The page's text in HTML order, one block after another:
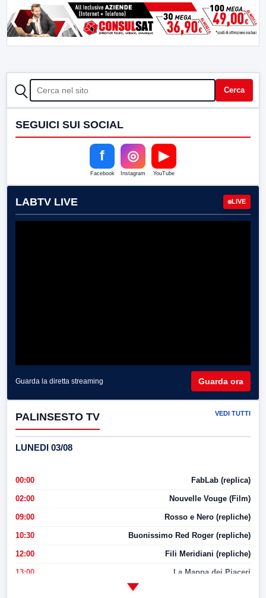
CERCA Cerca
SEGUICI SUI SOCIAL
f
Facebook
◎
Instagram
▶
YouTube
LABTV LIVE LIVE
Guarda la diretta streaming Guarda ora
PALINSESTO TV VEDI TUTTI
LUNEDI 03/08
00:00 FabLab (replica)
02:00 Nouvelle Vouge (Film)
09:00 Rosso e Nero (repliche)
10:30 Buonissimo Red Roger (repliche)
12:00 Fili Meridiani (repliche)
13:00 La Mappa dei Piaceri